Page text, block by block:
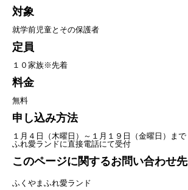
対象
就学前児童とその保護者
定員
１０家族※先着
料金
無料
申し込み方法
１月４日（木曜日）～１月１９日（金曜日）まで
ふれ愛ランドに直接電話にて受付
このページに関するお問い合わせ先
ふくやまふれ愛ランド